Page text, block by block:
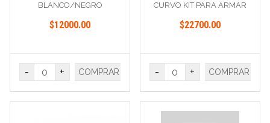
BLANCO/NEGRO
$12000.00
- + COMPRAR
CURVO KIT PARA ARMAR
$22700.00
- + COMPRAR